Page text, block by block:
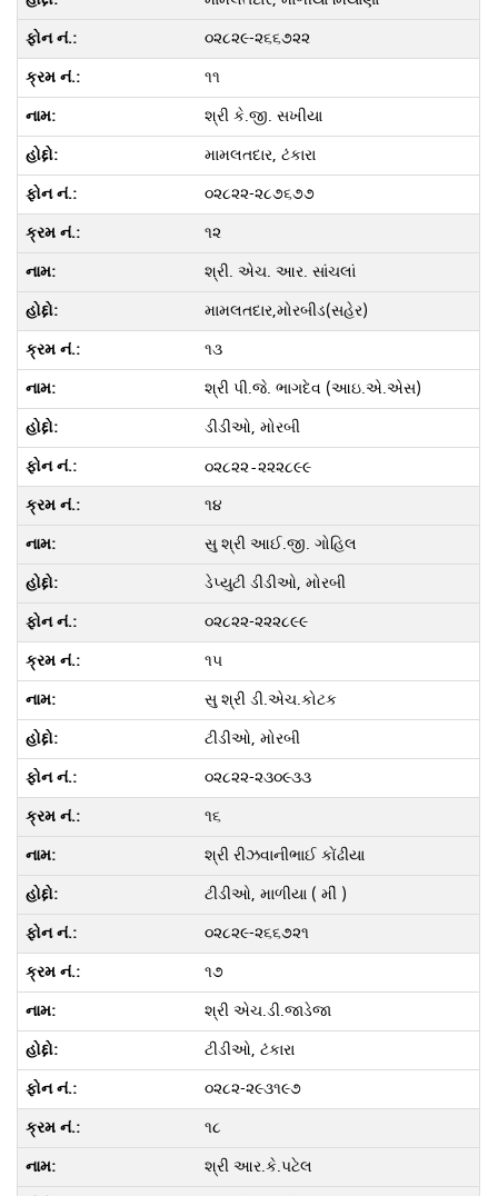
૦૨૮૨૯-૨૬૬૭૨૨
૧૧
શ્રી કે.જી. સખીયા
મામલતદાર, ટંકારા
૦૨૮૨૨-૨૮૭૬૭૭
૧૨
શ્રી. એચ. આર. સાંચલાં
મામલતદાર,મોરબીડ(સહેર)
૧૩
શ્રી પી.જે. ભાગદેવ (આઇ.એ.એસ)
ડીડીઓ, મોરબી
૦૨૮૨૨-૨૨૨૮૯૯
૧૪
સુ શ્રી આઈ.જી. ગોહિલ
ડેપ્યુટી ડીડીઓ, મોરબી
૦૨૮૨૨-૨૨૨૮૯૯
૧૫
સુ શ્રી ડી.એચ.કોટક
ટીડીઓ, મોરબી
૦૨૮૨૨-૨૩૦૯૩૩
૧૬
શ્રી રીઝવાનીભાઈ કોંઢીયા
ટીડીઓ, માળીયા ( મીં )
૦૨૮૨૯-૨૬૬૭૨૧
૧૭
શ્રી એચ.ડી.જાડેજા
ટીડીઓ, ટંકારા
૦૨૮૨-૨૯૩૧૯૭
૧૮
શ્રી આર.કે.પટેલ